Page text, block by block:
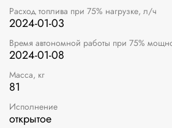
Расход топлива при 75% нагрузке, л/ч
2024-01-03
Время автономной работы при 75%
2024-01-08
Масса, кг
81
Исполнение
открытое